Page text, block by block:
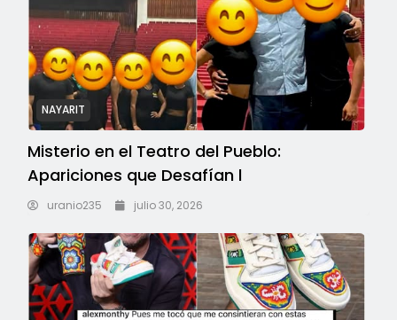
NAYARIT
Misterio en el Teatro del Pueblo:
Apariciones que Desafían l
uranio235 julio 30, 2026